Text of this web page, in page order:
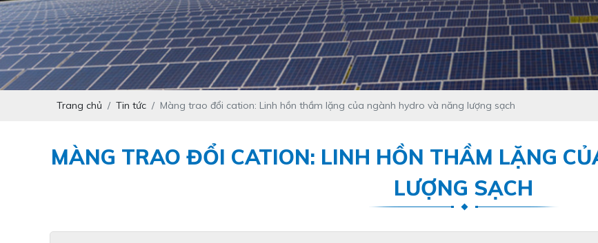
Trang chủ Tin tức Màng trao đổi cation: Linh hồn thầm lặng của ngành hydro và năng lượng sạch
MÀNG TRAO ĐỔI CATION: LINH HỒN THẦM LẶNG
LƯỢNG SẠCH